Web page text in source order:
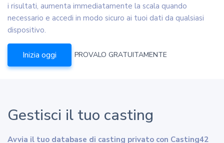
i risultati, aumenta immediatamente la scala quando
necessario e accedi in modo sicuro ai tuoi dati da qualsiasi
dispositivo.
Inizia oggi PROVALO GRATUITAMENTE
Gestisci il tuo casting
Avvia il tuo database di casting privato con Casting42